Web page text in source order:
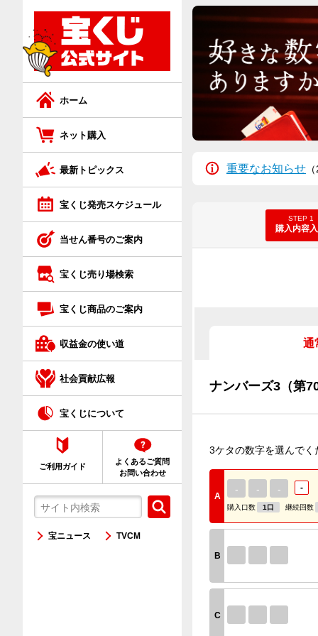
ホーム
ネット購入
ネット購入トップ
ジャンボ宝くじ
ロト7
ミニロト
最新トピックス
宝くじ発売スケジュール
当せん番号のご案内
宝くじ売り場検索
宝くじ商品のご案内
宝くじ商品のご案内トップ
ジャンボ宝くじ等の普通くじ
スクラッチ
ビンゴ5
収益金の使い道
社会貢献広報
宝くじについて
ご利用ガイド
よくあるご質問
お問い合わせ
宝ニュース TVCM
重要なお知らせ
STEP 1
購入内容
通
ナンバーズ3（第
3ケタの数字を選んでく
A
- - - -
購入口数 1口 継続回数
B
C